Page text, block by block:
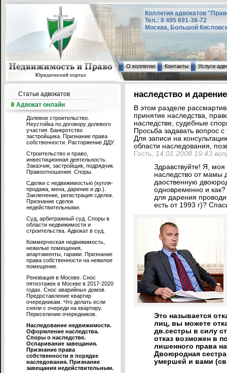
Коллегия адвокатов
Тел.: 8 495 691-38-72
Москва, Большой
О коллегии Контакты Услуги
Статьи адвокатов
Адвокат онлайн
Долевое строительство.
Неустойка по договору долевого
участия. Банкротство
застройщика. Признание права
собственности. Расторжение ДДУ.
Строительство и право,
инвестиционная деятельность.
Заказчик, застройщик, подрядчик.
Правоотношения. Споры.
Сделки с недвижимостью (купля-
продажа, мена, дарение и др.).
Заключение, регистрация сделок.
Признание сделок
недействительными.
Суд, арбитражный суд. Споры в
области недвижимости и
строительства. Адвокат в суд.
Коммерческая недвижимость,
нежилые помещения,
апартаменты, гаражи. Признание
права собственности на нежилое
помещение.
Реновация в Москве. Снос
пятиэтажек в Москве в 2017-2020
годах. Снос аварийных домов.
Предоставление квартир
очередникам. Что делать если
сняли с очереди на квартиру.
Переселение очередников.
Наследование недвижимости.
Оформление наследства.
Споры о наследстве.
Оспаривание завещания.
Признание права
собственности в порядке
наследования. Признание
завещания недействительным.
наследство и
В этом разделе
принятие наследства,
наследстве, судебные
Просьба задавать вопрос
Для записи на
области наследования,
Гость, 14.01.2008 19:43
Здравствуйте! Я,
наследство от мамы
даоственную
одновременно и как?
для дарения
есть от 1993 г)?
Это называется
лиц, вы можете
дв.сестры в силу
отказ возможен в
лишенного права
Двоюродная
умершей и вами